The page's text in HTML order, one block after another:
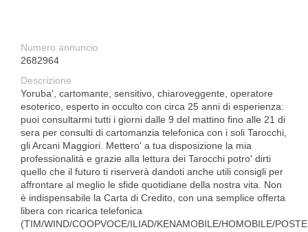
Numero annuncio
2682964
Descrizione
Yoruba', cartomante, sensitivo, chiaroveggente, operatore
esoterico, esperto in occulto con circa 25 anni di esperienza:
puoi consultarmi tutti i giorni dalle 9 del mattino fino alle 21 di
sera per consulti di cartomanzia telefonica con i soli Tarocchi,
gli Arcani Maggiori. Mettero' a tua disposizione la mia
professionalità e grazie alla lettura dei Tarocchi potro' dirti
quello che il futuro ti riserverà dandoti anche utili consigli per
affrontare al meglio le sfide quotidiane della nostra vita. Non
è indispensabile la Carta di Credito, con una semplice offerta
libera con ricarica telefonica
(TIM/WIND/COOPVOCE/ILIAD/KENAMOBILE/HOMOBILE/